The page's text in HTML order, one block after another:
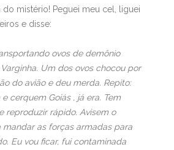
mistério! Peguei meu cel, liguei
e disse:
ovos de demônio
Um dos ovos chocou por
do avião e deu merda. Repito:
cerquem Goiás , já era. Tem
reproduzir rápido. Avisem o
as forças armadas para
Eu vou ficar, fui contaminada